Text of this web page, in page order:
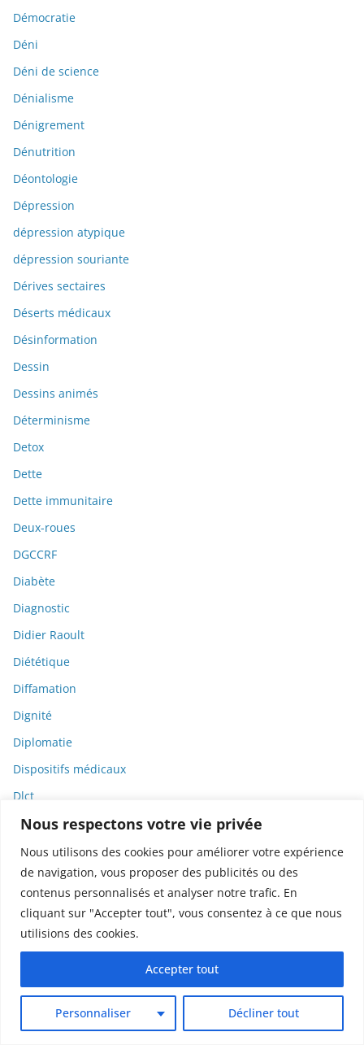
Nous respectons votre vie privée
Nous utilisons des cookies pour améliorer votre expérience
de navigation, vous proposer des publicités ou des
contenus personnalisés et analyser notre trafic. En
cliquant sur "Accepter tout", vous consentez à ce que nous
utilisions des cookies.
Personnaliser Décliner tout
Accepter tout
Démocratie
Déni
Déni de science
Dénialisme
Dénigrement
Dénutrition
Déontologie
Dépression
dépression atypique
dépression souriante
Dérives sectaires
Déserts médicaux
Désinformation
Dessin
Dessins animés
Déterminisme
Detox
Dette
Dette immunitaire
Deux-roues
DGCCRF
Diabète
Diagnostic
Didier Raoult
Diététique
Diffamation
Dignité
Diplomatie
Dispositifs médicaux
Dlct
Doctolib
Documentaire
DODGE
Donald Trump
Dons
Doxxing
Droit
Droit de la consommation